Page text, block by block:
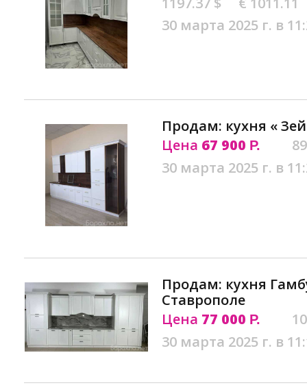
30 марта 2025 г. в
Продам: кухня «
Цена 67 900 Р.
30 марта 2025 г. в
Продам: кухня
Ставрополе
Цена 77 000 Р.
30 марта 2025 г. в